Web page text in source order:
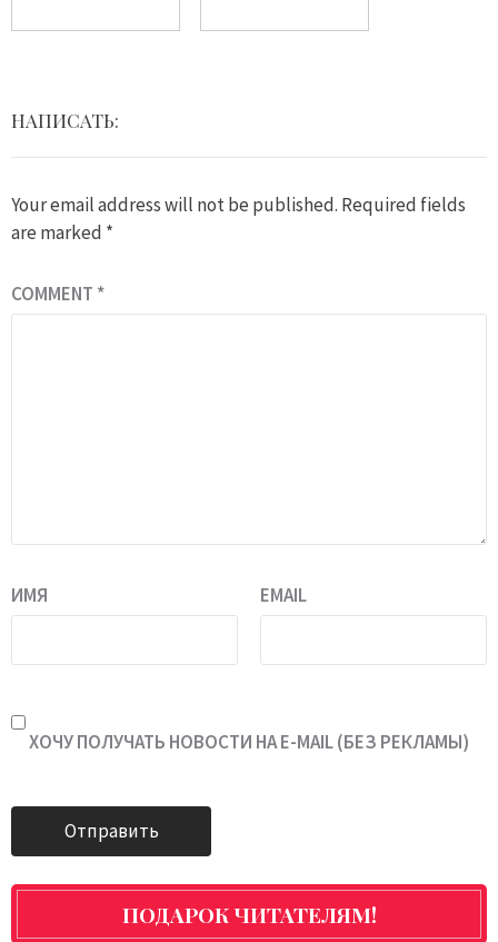
НАПИСАТЬ:
Your email address will not be published. Required fields
are marked *
COMMENT *
ИМЯ EMAIL
ХОЧУ ПОЛУЧАТЬ НОВОСТИ НА E-MAIL (БЕЗ РЕКЛАМЫ)
ПОДАРОК ЧИТАТЕЛЯМ!